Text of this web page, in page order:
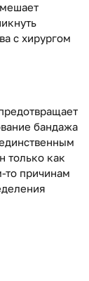
с хирургом
бандажа
только как
то причинам